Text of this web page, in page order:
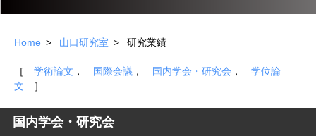
Home 山口研究室 研究業績
［ 学術論文 ， 国際会議 ， 国内学会・研究会 ， 学位論
文 ］
国内学会・研究会